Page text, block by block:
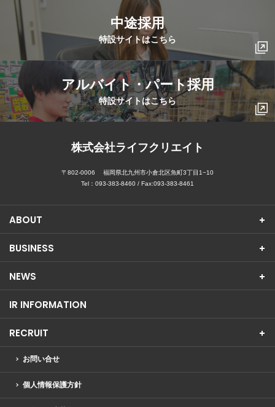
中途採用
特設サイトはこちら
アルバイト・パート採用
特設サイトはこちら
株式会社ライフクリエイト
〒802-0006
福岡県北九州市小倉北区魚町3丁目1−10
Tel： 093-383-8460 / Fax:093-383-8461
ABOUT
BUSINESS
NEWS
IR INFORMATION
RECRUIT
お問い合せ
個人情報保護方針